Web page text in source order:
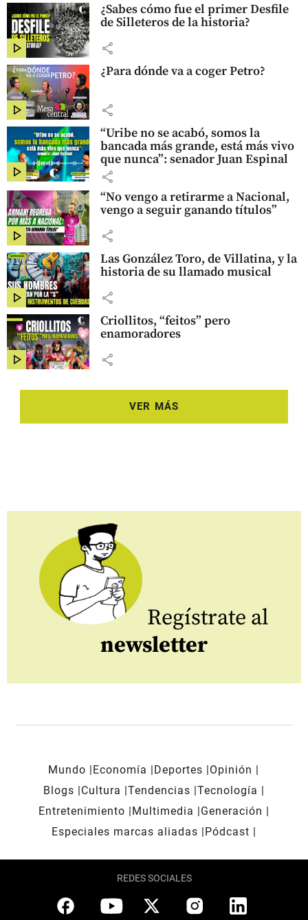
¿Sabes cómo fue el primer Desfile
de Silleteros de la historia?
share
¿Para dónde va a coger Petro?
share
“Uribe no se acabó, somos la
bancada más grande, está más vivo
que nunca”: senador Juan Espinal
share
“No vengo a retirarme a Nacional,
vengo a seguir ganando títulos”
share
Las González Toro, de Villatina, y la
historia de su llamado musical
share
Criollitos, “feitos” pero
enamoradores
share
VER MÁS
Regístrate al
newsletter
Mundo Economía Deportes
Opinión
Blogs
Cultura Tendencias Tecnología
Entretenimiento
Multimedia
Generación
Especiales marcas aliadas
Pódcast
REDES SOCIALES